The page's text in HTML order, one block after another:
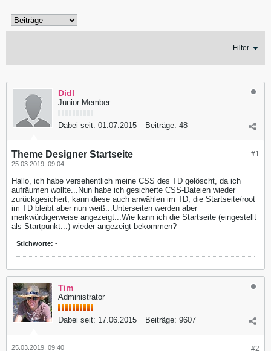
Filter
Didl
Junior Member
Dabei seit: 01.07.2015 Beiträge: 48
#1
Theme Designer Startseite
25.03.2019, 09:04
Hallo, ich habe versehentlich meine CSS des TD gelöscht, da ich
aufräumen wollte...Nun habe ich gesicherte CSS-Dateien wieder
zurückgesichert, kann diese auch anwählen im TD, die Startseite/root
im TD bleibt aber nun weiß...Unterseiten werden aber
merkwürdigerweise angezeigt...Wie kann ich die Startseite (eingestellt
als Startpunkt...) wieder angezeigt bekommen?
Stichworte: -
Tim
Administrator
Dabei seit: 17.06.2015 Beiträge: 9607
#2
25.03.2019, 09:40